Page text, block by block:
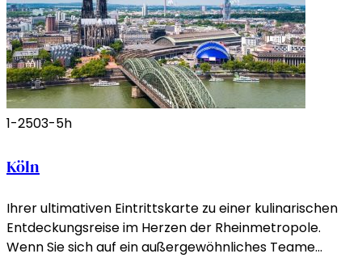
1-2503-5h
Köln
Ihrer ultimativen Eintrittskarte zu einer kulinarischen
Entdeckungsreise im Herzen der Rheinmetropole.
Wenn Sie sich auf ein außergewöhnliches Teame…